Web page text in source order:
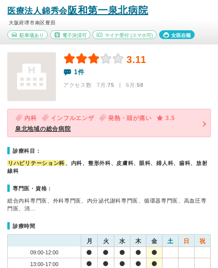
医療法人錦秀会 阪和第一泉北病院
大阪府堺市南区豊田
駐車場あり 電子決済可 マイナ受付 (スマホ可) 女医在籍
3.11
1件
アクセス数 7月:75 | 6月:58
内科 インフルエンザ 発熱・頭が痛い
3.5
泉北地域の総合病院
診療科目：
リハビリテーション科 、内科、整形外科、皮膚科、眼科、婦人科、歯科、放射
線科
専門医・資格：
総合内科専門医、外科専門医、内分泌代謝科専門医、循環器専門医、高血圧専
門医、消…
診療時間
月 火 水 木 金 土 日 祝
09:00-12:00
13:00-17:00